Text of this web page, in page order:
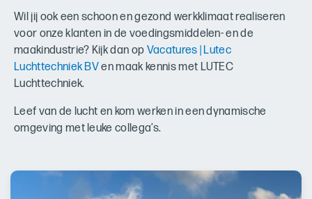
Wil jij ook een schoon en gezond werkklimaat realiseren
voor onze klanten in de voedingsmiddelen- en de
maakindustrie? Kijk dan op Vacatures | Lutec
Luchttechniek BVen maak kennis met LUTEC
Luchttechniek.
Leef van de lucht en kom werken in een dynamische
omgeving met leuke collega’s.